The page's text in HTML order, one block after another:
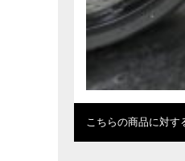
こちらの商品に対す